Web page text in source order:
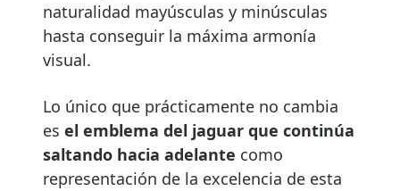
naturalidad mayúsculas y minúsculas
hasta conseguir la máxima armonía
visual.
Lo único que prácticamente no cambia
es el emblema del jaguar que continúa
saltando hacia adelante como
representación de la excelencia de esta